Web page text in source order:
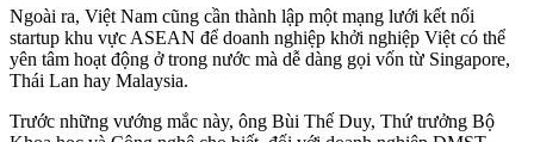
Ngoài ra, Việt Nam cũng cần thành lập một mạng lưới kết nối
startup khu vực ASEAN để doanh nghiệp khởi nghiệp Việt có thể
yên tâm hoạt động ở trong nước mà dễ dàng gọi vốn từ Singapore,
Thái Lan hay Malaysia.
Trước những vướng mắc này, ông Bùi Thế Duy, Thứ trưởng Bộ